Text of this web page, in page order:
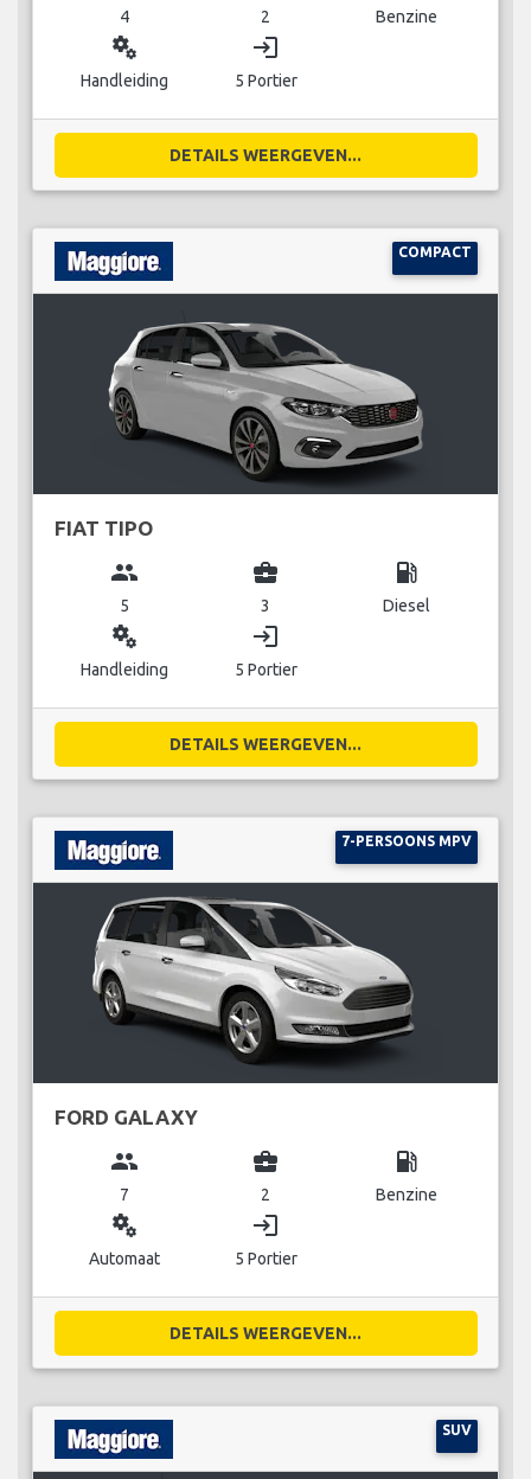
4 2 Benzine
miscellaneous_services
Handleiding
login
5 Portier
DETAILS WEERGEVEN...
COMPACT
FIAT TIPO
group
5
business_center
3
local_gas_station
Diesel
miscellaneous_services
Handleiding
login
5 Portier
DETAILS WEERGEVEN...
7-PERSOONS MPV
FORD GALAXY
group
7
business_center
2
local_gas_station
Benzine
miscellaneous_services
Automaat
login
5 Portier
DETAILS WEERGEVEN...
SUV